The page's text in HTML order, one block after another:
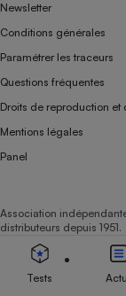
Newsletter
Conditions générales
Paramétrer les traceurs
Questions fréquentes
Droits de reproduction et
Mentions légales
Panel
Association
distributeurs depuis 1951.
Tests